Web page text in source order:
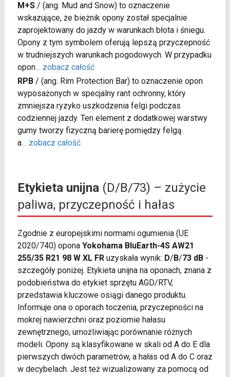
M+S/ (ang. Mud and Snow) to oznaczenie
wskazujące, że bieżnik opony został specjalnie
zaprojektowany do jazdy w warunkach błota i śniegu.
Opony z tym symbolem oferują lepszą przyczepność
w trudniejszych warunkach pogodowych. W przypadku
opon... zobacz całość
RPB/ (ang. Rim Protection Bar) to oznaczenie opon
wyposażonych w specjalny rant ochronny, który
zmniejsza ryzyko uszkodzenia felgi podczas
codziennej jazdy. Ten element z dodatkowej warstwy
gumy tworzy fizyczną barierę pomiędzy felgą
a... zobacz całość
Etykieta unijna(D/B/73) – zużycie
paliwa, przyczepność i hałas
Zgodnie z europejskimi normami ogumienia (UE
2020/740) opona Yokohama BluEarth-4S AW21
255/35 R21 98 W XL FRuzyskała wynik: D/B/73 dB-
szczegóły poniżej. Etykieta unijna na oponach, znana z
podobieństwa do etykiet sprzętu AGD/RTV,
przedstawia kluczowe osiągi danego produktu.
Informuje ona o oporach toczenia, przyczepności na
mokrej nawierzchni oraz poziomie hałasu
zewnętrznego, umożliwiając porównanie różnych
modeli. Opony są klasyfikowane w skali od A do E dla
pierwszych dwóch parametrów, a hałas od A do C oraz
w decybelach. Jest też wizualizowany za pomocą od